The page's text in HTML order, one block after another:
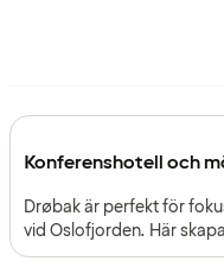
Konferenshotell och
Drøbak är perfekt för
vid Oslofjorden. Här
mötesplatser med tydlig